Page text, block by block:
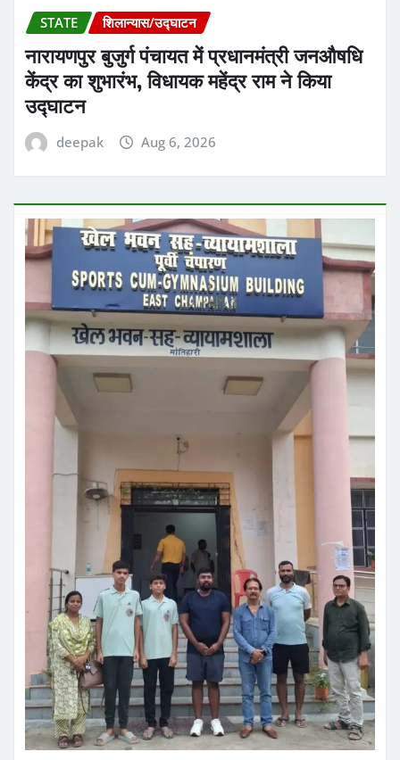
STATE शिलान्यास/उद्घाटन
नारायणपुर बुजुर्ग पंचायत में प्रधानमंत्री जनऔषधि
केंद्र का शुभारंभ, विधायक महेंद्र राम ने किया
उद्घाटन
deepak Aug 6, 2026